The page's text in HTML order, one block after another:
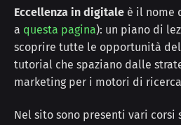
Eccellenza in digitale è il nome
a questa pagina): un piano di
scoprire tutte le opportunità
tutorial che spaziano dalle
marketing per i motori di
Nel sito sono presenti vari